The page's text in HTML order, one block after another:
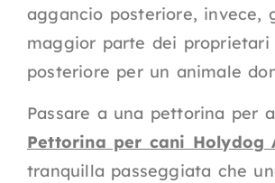
aggancio posteriore, invece,
maggior parte dei
posteriore per un animale
Passare a una pettorina per
Pettorina per cani Holydog
tranquilla passeggiata che